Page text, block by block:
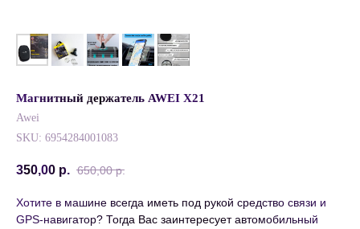
Магнитный держатель AWEI X21
Awei
SKU: 6954284001083
350,00 р. 650,00 р.
Хотите в машине всегда иметь под рукой средство связи и
GPS-навигатор? Тогда Вас заинтересует автомобильный